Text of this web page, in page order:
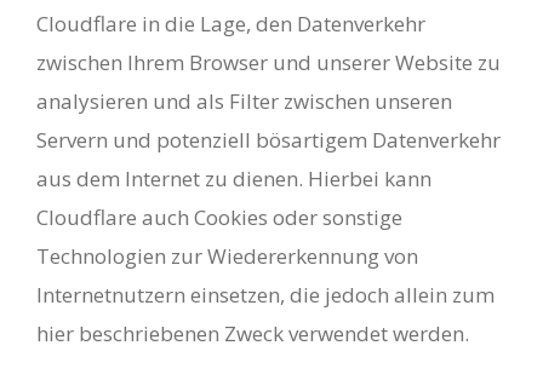
Cloudflare in die Lage, den Datenverkehr
zwischen Ihrem Browser und unserer Website zu
analysieren und als Filter zwischen unseren
Servern und potenziell bösartigem Datenverkehr
aus dem Internet zu dienen. Hierbei kann
Cloudflare auch Cookies oder sonstige
Technologien zur Wiedererkennung von
Internetnutzern einsetzen, die jedoch allein zum
hier beschriebenen Zweck verwendet werden.